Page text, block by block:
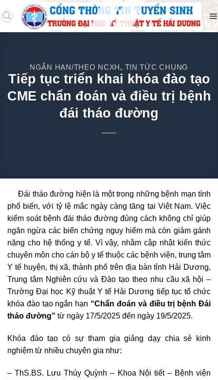
NGẮN HẠN/THEO NCXH, TIN TỨC CHUNG
Tiếp tục triển khai khóa đào tạo
CME chẩn đoán và điều trị bệnh
đái tháo đường
Đái tháo đường hiện là một trong những bệnh mạn tính
phổ biến, với tỷ lệ mắc ngày càng tăng tại Việt Nam. Việc
kiểm soát bệnh đái tháo đường đúng cách không chỉ giúp
ngăn ngừa các biến chứng nguy hiểm mà còn giảm gánh
nặng cho hệ thống y tế. Vì vậy, nhằm cập nhật kiến thức
chuyên môn cho cán bộ y tế thuộc các bệnh viện, trung tâm
Y tế huyện, thị xã, thành phố trên địa bàn tỉnh Hải Dương,
Trung tâm Nghiên cứu và Đào tạo theo nhu cầu xã hội –
Trường Đại học Kỹ thuật Y tế Hải Dương tiếp tục tổ chức
khóa đào tạo ngắn hạn “Chẩn đoán và điều trị bệnh Đái
tháo đường” từ ngày 17/5/2025 đến ngày 19/5/2025.
Khóa đào tạo có sự tham gia giảng dạy chia sẻ kinh
nghiệm từ nhiều chuyên gia như:
– ThS.BS. Lưu Thúy Quỳnh – Khoa Nội tiết – Bệnh viện